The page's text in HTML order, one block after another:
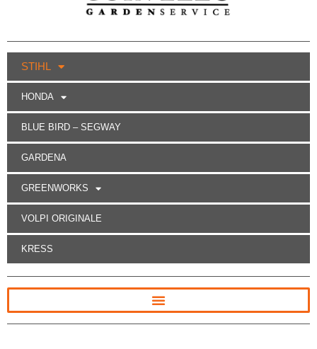
STIHL
HONDA
BLUE BIRD – SEGWAY
GARDENA
GREENWORKS
VOLPI ORIGINALE
KRESS